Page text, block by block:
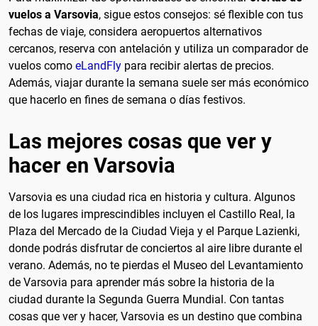
vuelos a Varsovia, sigue estos consejos: sé flexible con tus
fechas de viaje, considera aeropuertos alternativos
cercanos, reserva con antelación y utiliza un comparador de
vuelos como eLandFly para recibir alertas de precios.
Además, viajar durante la semana suele ser más económico
que hacerlo en fines de semana o días festivos.
Las mejores cosas que ver y
hacer en Varsovia
Varsovia es una ciudad rica en historia y cultura. Algunos
de los lugares imprescindibles incluyen el Castillo Real, la
Plaza del Mercado de la Ciudad Vieja y el Parque Lazienki,
donde podrás disfrutar de conciertos al aire libre durante el
verano. Además, no te pierdas el Museo del Levantamiento
de Varsovia para aprender más sobre la historia de la
ciudad durante la Segunda Guerra Mundial. Con tantas
cosas que ver y hacer, Varsovia es un destino que combina